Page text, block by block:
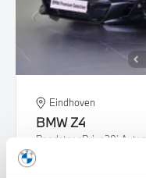
Eindhoven
BMWZ4
Roadster sDrive20i